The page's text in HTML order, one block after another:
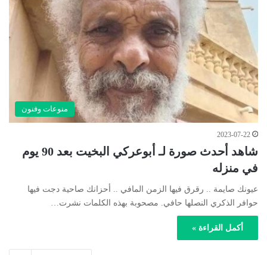
منوعات وفنون
2023-07-22
شاهد أحدث صورة لـ أبوعركي البخيت بعد 90 يوم
في منزله
عيونك صايمة .. رقرق فيها الزمن المافي .. أحزانك صاحية دجت فيها
حوافر الذكري النصلها حافي. مصحوبة بهذه الكلمات نشرت…
أكمل القراءة »